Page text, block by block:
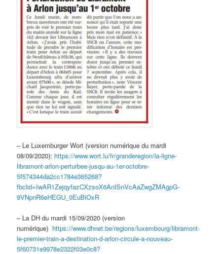
– Le Luxemburger Wort (version numérique du mardi
08/09/2020): https://www.wort.lu/fr/granderegion/la-ligne-
libramont-arlon-perturbee-jusqu-au-1er-octobre-
5f574344da2cc1784e365268?
fbclid=IwAR1ZejqyfazCXzsoX6AnISnVcAaZwgZMAgpG-
9VNpnR6eHEGU_0EuBiOxR
– La DH du mardi 15/09/2020 (version
numérique) https://www.dhnet.be/regions/luxembourg/libramont-
le-premier-train-a-destination-d-arlon-circule-a-nouveau-
5f60731e9978e2322f03e0c8?